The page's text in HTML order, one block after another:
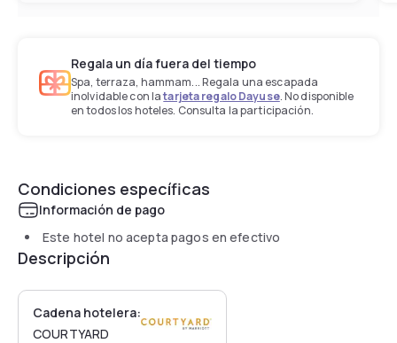
Regala un día fuera del tiempo
Spa, terraza, hammam... Regala una escapada
inolvidable con latarjeta regalo Dayuse. No disponible
en todos los hoteles. Consulta la participación.
Condiciones específicas
Información de pago
Este hotel no acepta pagos en efectivo
Descripción
Cadena hotelera:
COURTYARD